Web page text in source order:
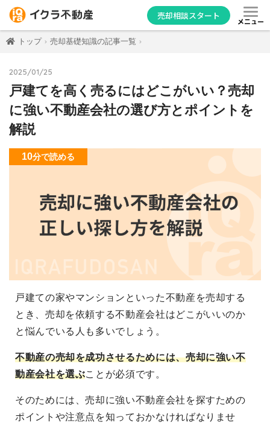
売却相談スタート
メニュー
トップ 売却基礎知識の記事一覧
2025/01/25
戸建てを高く売るにはどこがいい？売却
に強い不動産会社の選び方とポイントを
解説
10分で読める
戸建ての家やマンションといった不動産を売却する
とき、売却を依頼する不動産会社はどこがいいのか
と悩んでいる人も多いでしょう。
不動産の売却を成功させるためには、売却に強い不
動産会社を選ぶことが必須です。
そのためには、売却に強い不動産会社を探すための
ポイントや注意点を知っておかなければなりませ